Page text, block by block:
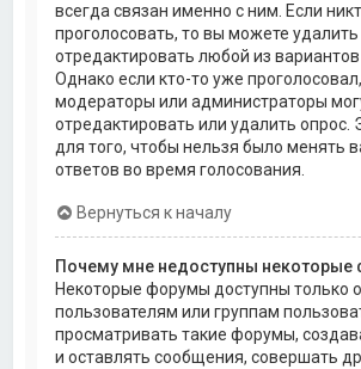
всегда связан именно с ним. Если
проголосовать, то вы можете
отредактировать любой из вариантов
Однако если кто-то уже
модераторы или администраторы
отредактировать или удалить опрос.
для того, чтобы нельзя было менять
ответов во время голосования.
Вернуться к началу
Почему мне недоступны
Некоторые форумы доступны только
пользователям или группам
просматривать такие форумы,
и оставлять сообщения, совершать